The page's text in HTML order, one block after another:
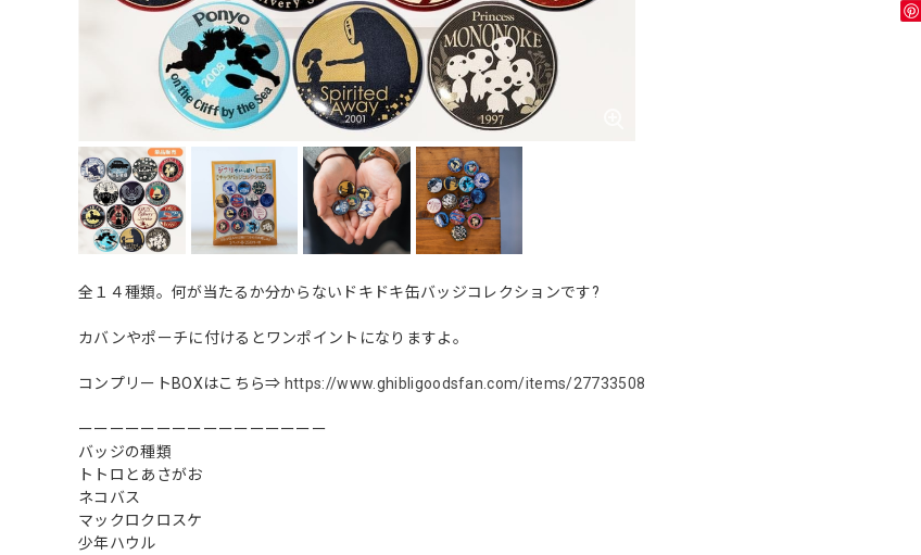
全１４種類。何が当たるか分からないドキドキ缶バッジコレクションです?
カバンやポーチに付けるとワンポイントになりますよ。
コンプリートBOXはこちら⇒ https://www.ghibligoodsfan.com/items/27733508
ーーーーーーーーーーーーーーーー
バッジの種類
トトロとあさがお
ネコバス
マックロクロスケ
少年ハウル